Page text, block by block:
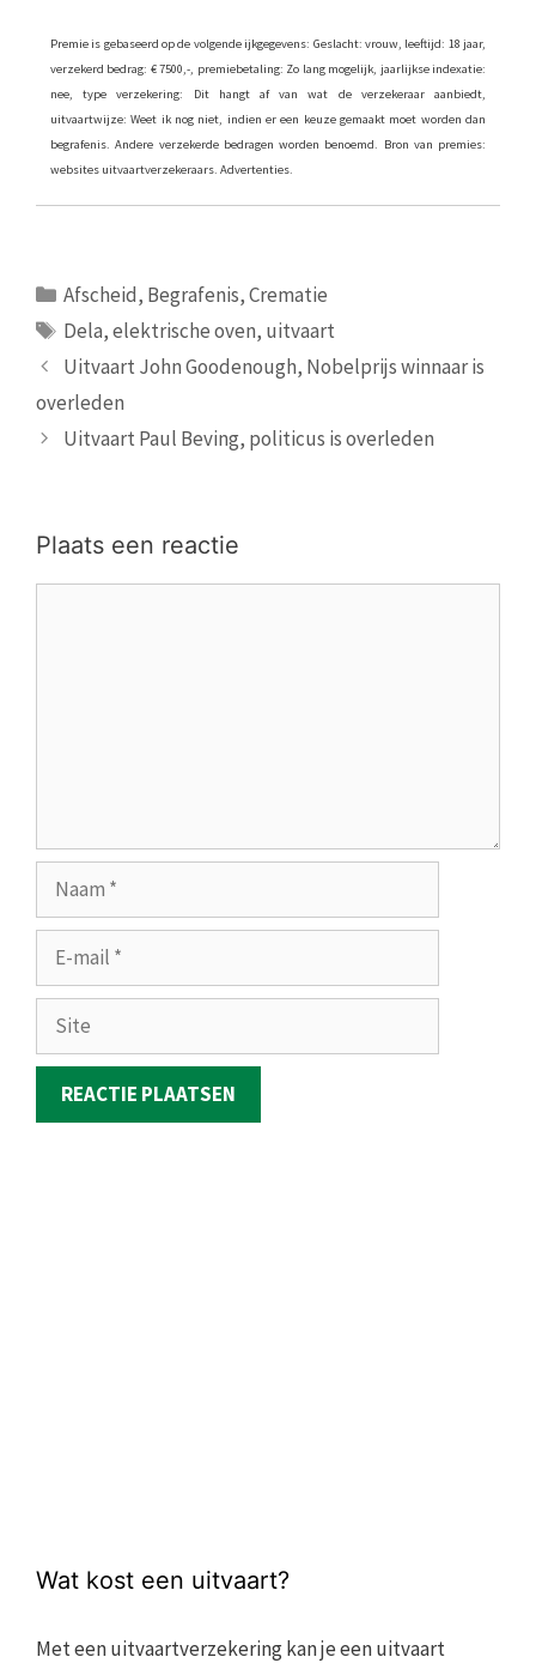
Premie is gebaseerd op de volgende ijkgegevens: Geslacht: vrouw, leeftijd: 18 jaar,
verzekerd bedrag: € 7500,-, premiebetaling: Zo lang mogelijk, jaarlijkse indexatie:
nee, type verzekering: Dit hangt af van wat de verzekeraar aanbiedt,
uitvaartwijze: Weet ik nog niet, indien er een keuze gemaakt moet worden dan
begrafenis. Andere verzekerde bedragen worden benoemd. Bron van premies:
websites uitvaartverzekeraars. Advertenties.
Categorieën
Afscheid, Begrafenis,Crematie
Tags
Dela,elektrische oven, uitvaart
Uitvaart John Goodenough, Nobelprijs winnaar is
overleden
Uitvaart Paul Beving, politicus is overleden
Plaats een reactie
mail
Site
Wat kost een uitvaart?
Met een uitvaartverzekering kan je een uitvaart